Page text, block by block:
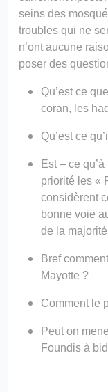
seins des
troubles qui ne
n’ont aucune
poser des
Qu’est ce
coran, les
Qu’est ce
Est – ce
priorité les «
considèrent
bonne voie
de la
Bref
Mayotte ?
Comment le
Peut on
Foundis à